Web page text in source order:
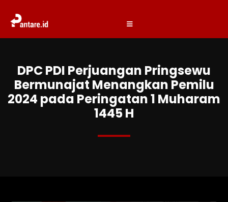
DPC PDI Perjuangan Pringsewu
Bermunajat Menangkan Pemilu
2024 pada Peringatan 1 Muharam
1445 H